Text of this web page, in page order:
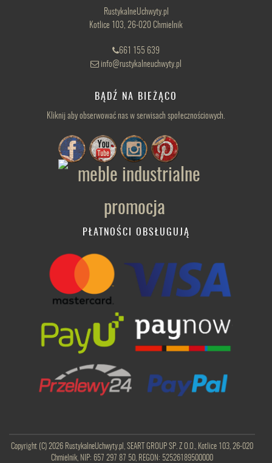
RustykalneUchwyty.pl
Kotlice 103, 26-020 Chmielnik
661 155 639
info@rustykalneuchwyty.pl
BĄDŹ NA BIEŻĄCO
Kliknij aby obserwować nas w serwisach społecznościowych.
PŁATNOŚCI OBSŁUGUJĄ
Copyright (C) 2026 RustykalneUchwyty.pl, SEART GROUP SP. Z O.O., Kotlice 103, 26-020
Chmielnik, NIP: 657 297 87 50, REGON: 52526189500000